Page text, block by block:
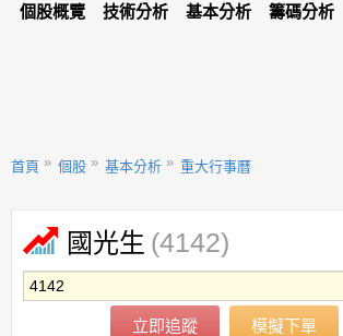
個股概覽 技術分析 基本分析 籌碼分析
首頁 個股 基本分析 重大行事曆
國光生 (4142)
立即追蹤 模擬下單